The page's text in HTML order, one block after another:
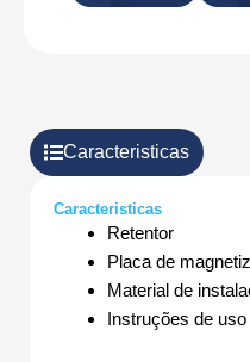
Caracteristicas
Caracteristicas
Retentor
Placa de
Material de
Instruções de uso